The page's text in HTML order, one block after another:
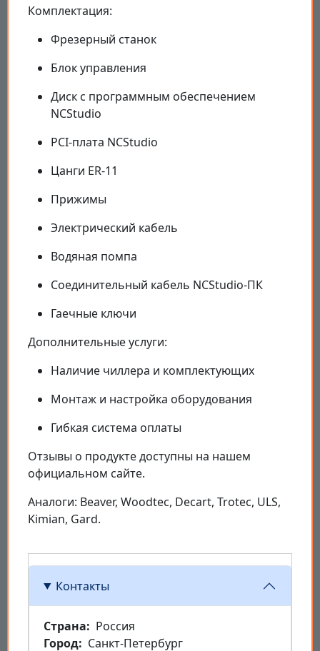
Комплектация:
Фрезерный станок
Блок управления
Диск с программным обеспечением
NCStudio
PCI-плата NCStudio
Цанги ER-11
Прижимы
Электрический кабель
Водяная помпа
Соединительный кабель NCStudio-ПК
Гаечные ключи
Дополнительные услуги:
Наличие чиллера и комплектующих
Монтаж и настройка оборудования
Гибкая система оплаты
Отзывы о продукте доступны на нашем
официальном сайте.
Аналоги: Beaver, Woodtec, Decart, Trotec, ULS,
Kimian, Gard.
Контакты
Страна
Россия
Город
Санкт-Петербург